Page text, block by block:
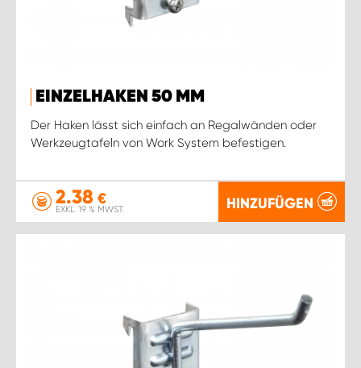
EINZELHAKEN 50 MM
Der Haken lässt sich einfach an Regalwänden oder
Werkzeugtafeln von Work System befestigen.
2.38 €
EXKL. 19 % MWST. HINZUFÜGEN